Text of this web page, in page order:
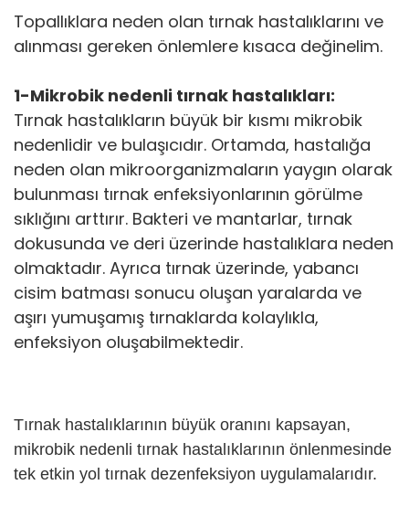
Topallıklara neden olan tırnak hastalıklarını ve
alınması gereken önlemlere kısaca değinelim.
1-Mikrobik nedenli tırnak hastalıkları:
Tırnak hastalıkların büyük bir kısmı mikrobik
nedenlidir ve bulaşıcıdır. Ortamda, hastalığa
neden olan mikroorganizmaların yaygın olarak
bulunması tırnak enfeksiyonlarının görülme
sıklığını arttırır. Bakteri ve mantarlar, tırnak
dokusunda ve deri üzerinde hastalıklara neden
olmaktadır. Ayrıca tırnak üzerinde, yabancı
cisim batması sonucu oluşan yaralarda ve
aşırı yumuşamış tırnaklarda kolaylıkla,
enfeksiyon oluşabilmektedir.
Tırnak hastalıklarının büyük oranını kapsayan,
mikrobik nedenli tırnak hastalıklarının önlenmesinde
tek etkin yol tırnak dezenfeksiyon uygulamalarıdır.